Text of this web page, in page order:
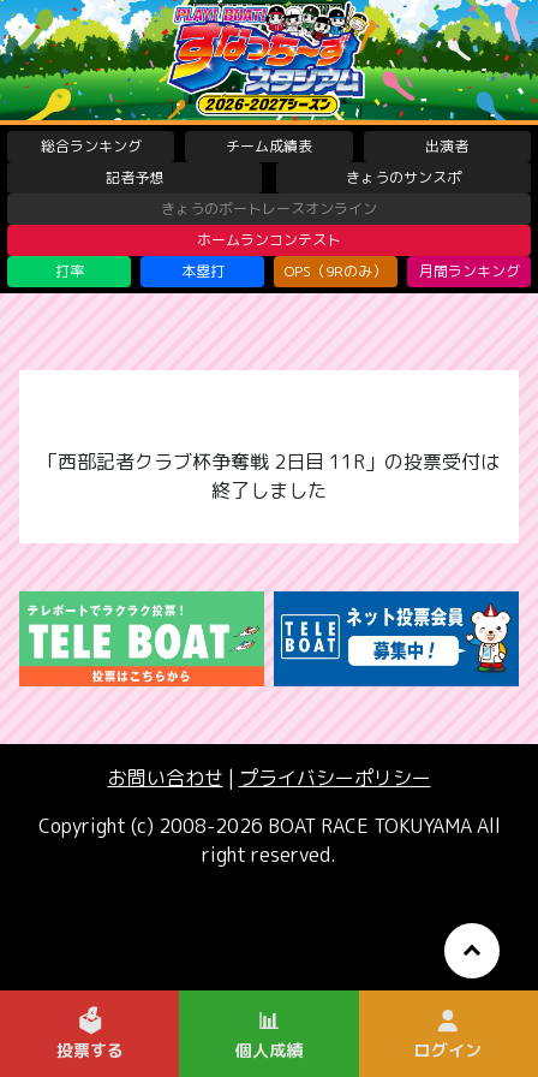
総合ランキング チーム成績表
出演者
記者予想
きょうのサンスポ
きょうのボートレースオンライン
ホームランコンテスト
打率
本塁打 OPS（9Rのみ） 月間ランキング
「西部記者クラブ杯争奪戦 2日目 11R」の投票受付は
終了しました
お問い合わせ | プライバシーポリシー
Copyright (c) 2008-2026 BOAT RACE TOKUYAMA All
right reserved.
🗳️
投票する
📊
個人成績 ログイン